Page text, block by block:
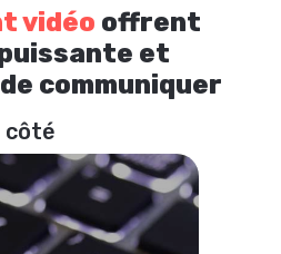
vidéo offrent
et
communiquer
côté